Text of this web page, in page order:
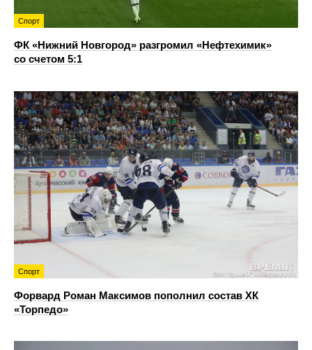
Спорт
ФК «Нижний Новгород» разгромил «Нефтехимик»
со счетом 5:1
Спорт
Форвард Роман Максимов пополнил состав ХК
«Торпедо»